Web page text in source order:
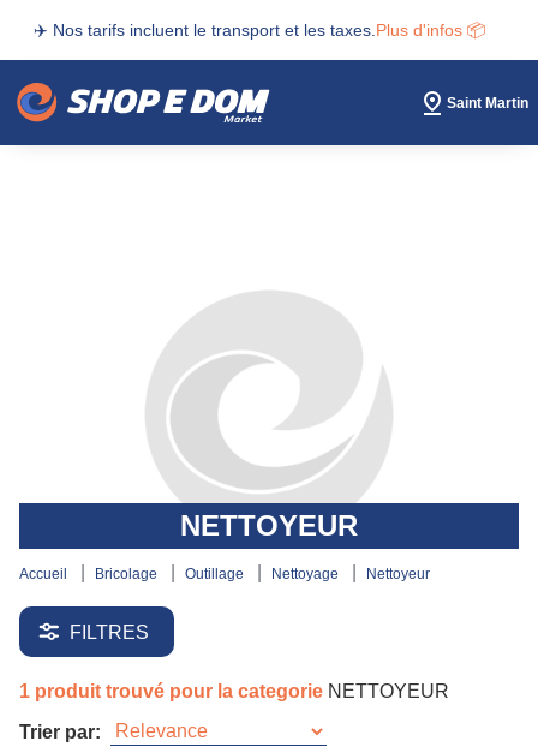
✈️ Nos tarifs incluent le transport et les taxes. Plus d'infos 📦
Saint Martin
NETTOYEUR
accueil bricolage outillage nettoyage nettoyeur
FILTRES
1 produit trouvé pour la categorie NETTOYEUR
Trier par: